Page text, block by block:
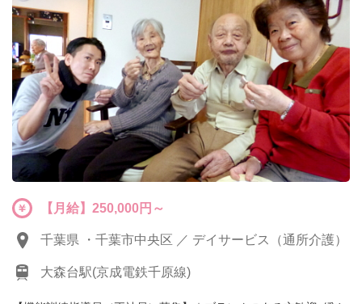
【月給】250,000円～
千葉県 ・千葉市中央区 ／ デイサービス（通所介護）
大森台駅(京成電鉄千原線)